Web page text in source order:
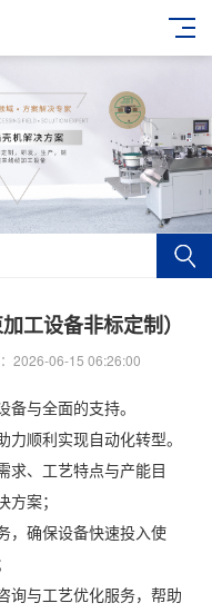
工设备非标定制）
2026-06-15 06:26:00
与全面的支持。
顺利实现自动化转型。
求、工艺特点与产能目
案；
，确保设备快速投入使
询与工艺优化服务，帮助